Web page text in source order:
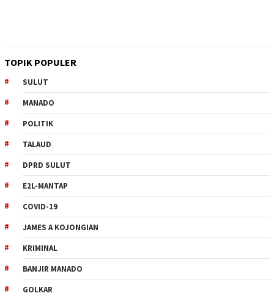
TOPIK POPULER
SULUT
MANADO
POLITIK
TALAUD
DPRD SULUT
E2L-MANTAP
COVID-19
JAMES A KOJONGIAN
KRIMINAL
BANJIR MANADO
GOLKAR